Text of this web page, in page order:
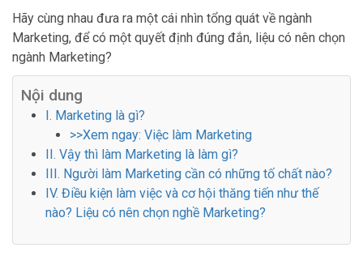
Hãy cùng nhau đưa ra một cái nhìn tổng quát về ngành
Marketing, để có một quyết định đúng đắn, liệu có nên chọn
ngành Marketing?
Nội dung
I. Marketing là gì?
>>Xem ngay: Việc làm Marketing
II. Vậy thì làm Marketing là làm gì?
III. Người làm Marketing cần có những tố chất nào?
IV. Điều kiện làm việc và cơ hội thăng tiến như thế
nào? Liệu có nên chọn nghề Marketing?